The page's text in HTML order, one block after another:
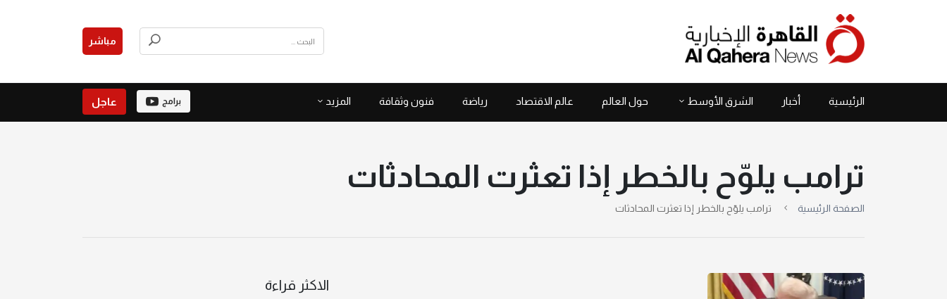
مباشر
الرئيسية أخبار الشرق الأوسط حول العالم عالم الاقتصاد رياضة فنون وثقافة المزيد برامج عاجل
ترامب يلوّح بالخطر إذا تعثرت المحادثات
الصفحة الرئيسية ترامب يلوّح بالخطر إذا تعثرت المحادثات
الاكثر قراءة